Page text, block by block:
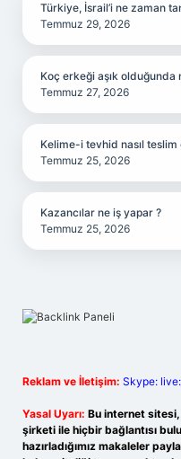
Türkiye, İsrail’i ne zaman
Temmuz 29, 2026
Koç erkeği aşık olduğunda
Temmuz 27, 2026
Kelime-i tevhid nasıl teslim
Temmuz 25, 2026
Kazancılar ne iş yapar ?
Temmuz 25, 2026
Reklam ve İletişim: Skype:
Yasal Uyarı: Bu internet
şirketi ile hiçbir bağlantısı
hazırladığımız makaleler